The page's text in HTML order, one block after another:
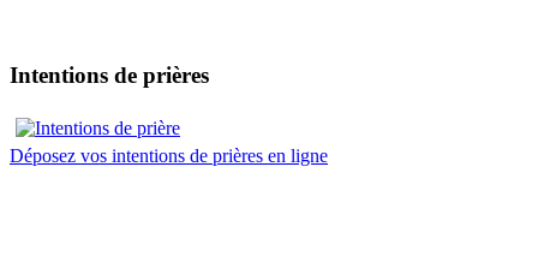
Intentions de prières
Déposez vos intentions de prières en ligne